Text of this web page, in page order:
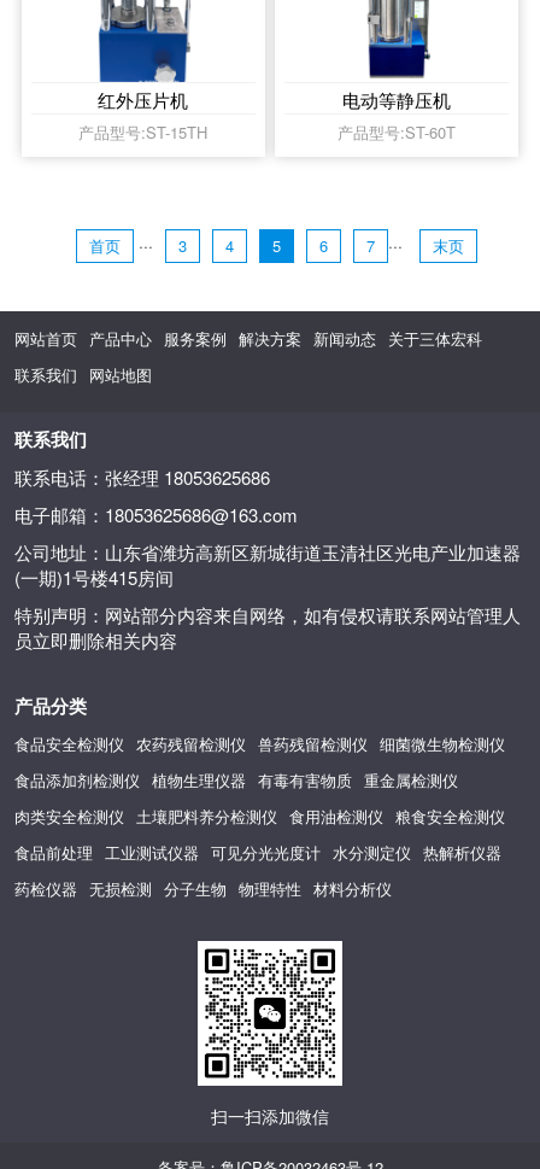
红外压片机
产品型号:ST-15TH
电动等静压机
产品型号:ST-60T
首页 ··· 3 4 5 6 7 ··· 末页
网站首页 产品中心 服务案例 解决方案 新闻动态 关于三体宏科
联系我们
网站地图
联系我们
联系电话：张经理 18053625686
电子邮箱：18053625686@163.com
公司地址：山东省潍坊高新区新城街道玉清社区光电产业加速器
(一期)1号楼415房间
特别声明：网站部分内容来自网络，如有侵权请联系网站管理人
员立即删除相关内容
产品分类
食品安全检测仪 农药残留检测仪 兽药残留检测仪 细菌微生物检测仪
食品添加剂检测仪 植物生理仪器 有毒有害物质 重金属检测仪
肉类安全检测仪
土壤肥料养分检测仪 食用油检测仪 粮食安全检测仪
食品前处理
工业测试仪器 可见分光光度计 水分测定仪 热解析仪器
药检仪器 无损检测 分子生物 物理特性 材料分析仪
扫一扫添加微信